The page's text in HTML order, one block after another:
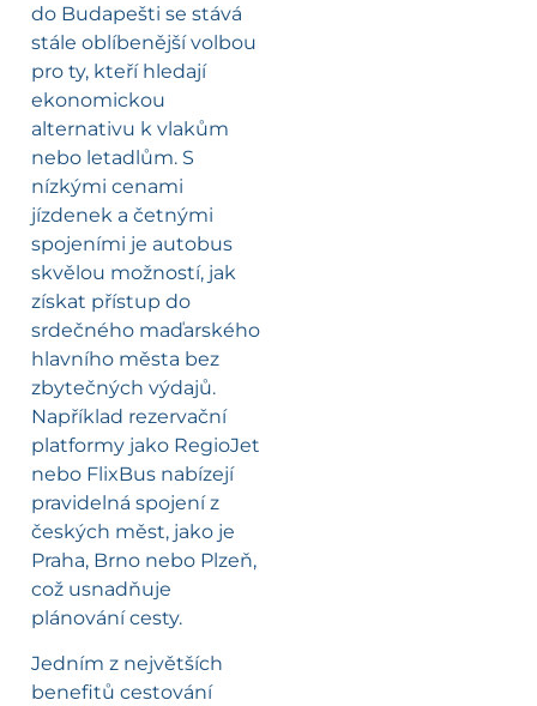
do Budapešti se stává
stále oblíbenější volbou
pro ty, kteří hledají
ekonomickou
alternativu k vlakům
nebo letadlům. S
nízkými cenami
jízdenek a četnými
spojeními je autobus
skvělou možností, jak
získat přístup do
srdečného maďarského
hlavního města bez
zbytečných výdajů.
Například rezervační
platformy jako RegioJet
nebo FlixBus nabízejí
pravidelná spojení z
českých měst, jako je
Praha, Brno nebo Plzeň,
což usnadňuje
plánování cesty.
Jedním z největších
benefitů cestování